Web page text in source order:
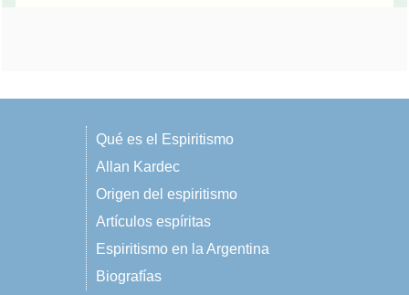
Qué es el Espiritismo
Allan Kardec
Origen del espiritismo
Artículos espíritas
Espiritismo en la Argentina
Biografías